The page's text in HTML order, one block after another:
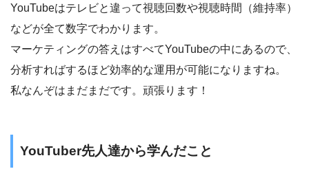
YouTubeはテレビと違って視聴回数や視聴時間（維持率）
などが全て数字でわかります。
マーケティングの答えはすべてYouTubeの中にあるので、
分析すればするほど効率的な運用が可能になりますね。
私なんぞはまだまだです。頑張ります！
YouTuber先人達から学んだこと